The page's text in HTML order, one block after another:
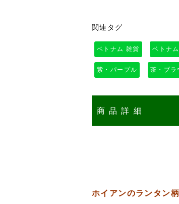
関連タグ
ベトナム 雑貨 ベトナ
紫・パープル 茶・ブラ
商品詳細
ホイアンのランタン